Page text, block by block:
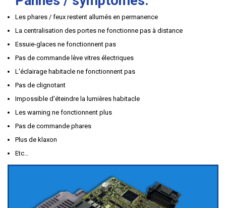
Les phares / feux restent allumés en permanence
La centralisation des portes ne fonctionne pas à distance
Essuie-glaces ne fonctionnent pas
Pas de commande lève vitres électriques
L'éclairage habitacle ne fonctionnent pas
Pas de clignotant
Impossible d'éteindre la lumières habitacle
Les warning ne fonctionnent plus
Pas de commande phares
Plus de klaxon
Etc…